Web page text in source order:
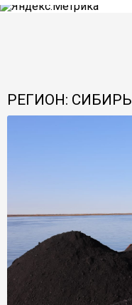
РЕГИОН: СИБИРЬ